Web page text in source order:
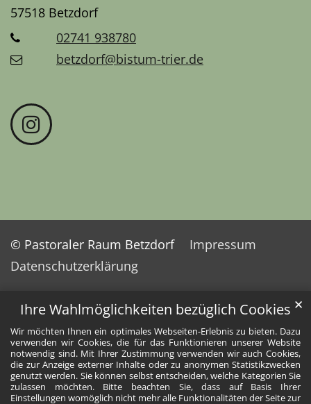
Ihre Wahlmöglichkeiten bezüglich Cookies
Wir möchten Ihnen ein optimales Webseiten-Erlebnis zu bieten. Dazu
verwenden wir Cookies, die für das Funktionieren unserer Website
notwendig sind. Mit Ihrer Zustimmung verwenden wir auch Cookies,
die zur Anzeige externer Inhalte oder zu anonymen Statistikzwecken
genutzt werden. Sie können selbst entscheiden, welche Kategorien Sie
zulassen möchten. Bitte beachten Sie, dass auf Basis Ihrer
Einstellungen womöglich nicht mehr alle Funktionalitäten der Seite zur
✕
57518 Betzdorf
02741 938780
betzdorf@bistum-trier.de
© Pastoraler Raum Betzdorf
Impressum
Datenschutzerklärung